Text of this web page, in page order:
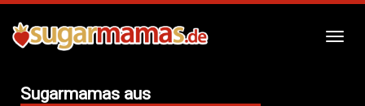
Skip
main
Sugarmamas aus